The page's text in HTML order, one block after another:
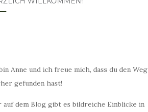
Anne und ich freue mich, dass du den Weg
gefunden hast!
auf dem Blog gibt es bildreiche Einblicke in